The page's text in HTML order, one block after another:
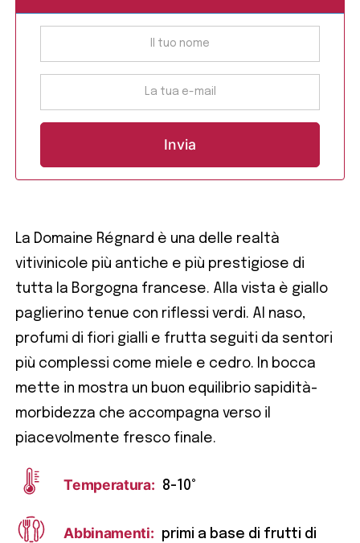
La Domaine Régnard è una delle realtà
vitivinicole più antiche e più prestigiose di
tutta la Borgogna francese. Alla vista è giallo
paglierino tenue con riflessi verdi. Al naso,
profumi di fiori gialli e frutta seguiti da sentori
più complessi come miele e cedro. In bocca
mette in mostra un buon equilibrio sapidità-
morbidezza che accompagna verso il
piacevolmente fresco finale.
Temperatura: 8-10°
Abbinamenti: primi a base di frutti di